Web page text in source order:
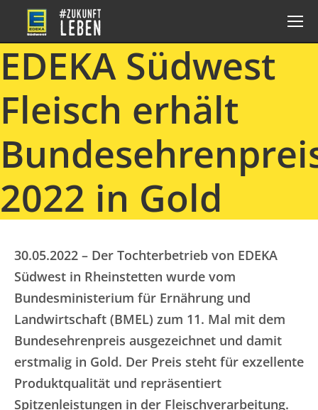
EDEKA Südwest
Fleisch erhält
2022 in Gold
30.05.2022 – Der Tochterbetrieb von EDEKA
Südwest in Rheinstetten wurde vom
Bundesministerium für Ernährung und
Landwirtschaft (BMEL) zum 11. Mal mit dem
Bundesehrenpreis ausgezeichnet und damit
erstmalig in Gold. Der Preis steht für exzellente
Produktqualität und repräsentiert
Spitzenleistungen in der Fleischverarbeitung.